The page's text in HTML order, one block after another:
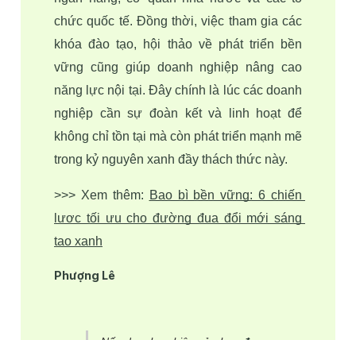
chức quốc tế. Đồng thời, việc tham gia các
khóa đào tạo, hội thảo về phát triển bền
vững cũng giúp doanh nghiệp nâng cao
năng lực nội tại. Đây chính là lúc các doanh
nghiệp cần sự đoàn kết và linh hoạt để
không chỉ tồn tại mà còn phát triển mạnh mẽ
trong kỷ nguyên xanh đầy thách thức này.
>>> Xem thêm: Bao bì bền vững: 6 chiến
lược tối ưu cho đường đua đổi mới sáng
tạo xanh
Phượng Lê